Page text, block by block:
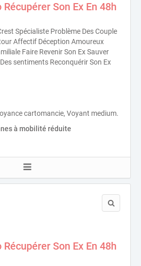
Son Ex En 48h
Spécialiste Problème Des Couple
Affectif Déception Amoureux
Faire Revenir Son Ex Sauver
sentiments Reconquérir Son Ex
cartomancie, Voyant medium.
à mobilité réduite
Son Ex En 48h